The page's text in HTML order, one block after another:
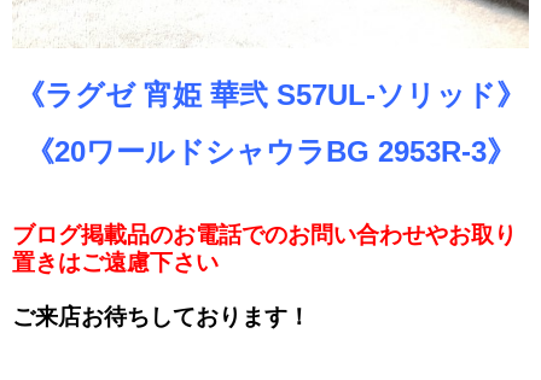
《ラグゼ 宵姫 華弐 S57UL-ソリッド》
《20ワールドシャウラBG 2953R-3》
ブログ掲載品のお電話でのお問い合わせやお取り
置きはご遠慮下さい
ご来店お待ちしております！